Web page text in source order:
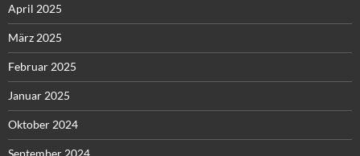
April 2025
März 2025
Februar 2025
Januar 2025
Oktober 2024